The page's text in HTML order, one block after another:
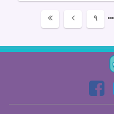
۹